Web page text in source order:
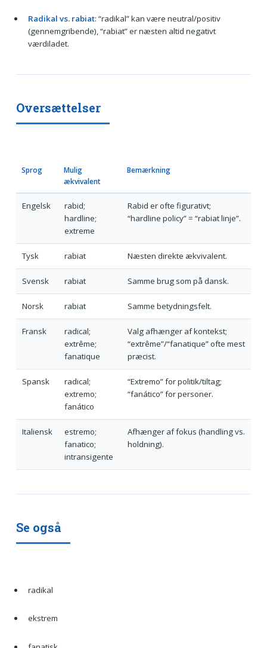
Radikal vs. rabiat: “radikal” kan være neutral/positiv
(gennemgribende), “rabiat” er næsten altid negativt
værdiladet.
Oversættelser
Sprog
Mulig
ækvivalent
Bemærkning
Engelsk
rabid;
hardline;
extreme
Rabid er ofte figurativt;
“hardline policy” = “rabiat linje”.
Tysk rabiat Næsten direkte ækvivalent.
Svensk rabiat Samme brug som på dansk.
Norsk rabiat Samme betydningsfelt.
Fransk
radical;
extrême;
fanatique
Valg afhænger af kontekst;
“extrême”/“fanatique” ofte mest
præcist.
Spansk
radical;
extremo;
fanático
“Extremo” for politik/tiltag;
“fanático” for personer.
Italiensk
estremo;
fanatico;
intransigente
Afhænger af fokus (handling vs.
holdning).
Se også
radikal
ekstrem